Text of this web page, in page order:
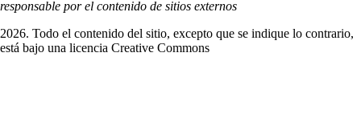
responsable por el contenido de sitios externos
2026. Todo el contenido del sitio, excepto que se indique lo contrario,
está bajo una licencia Creative Commons